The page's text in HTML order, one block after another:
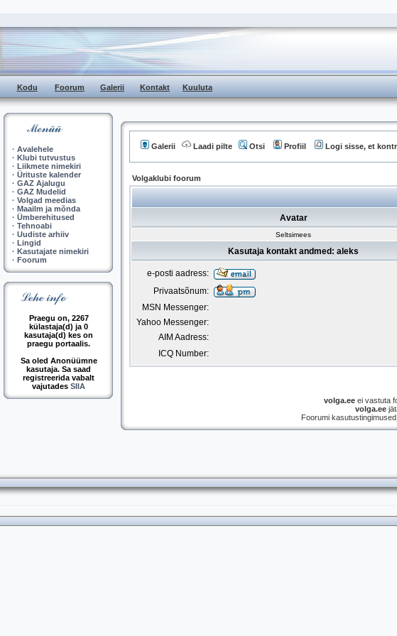
Kodu Foorum Galerii Kontakt Kuuluta
· Avalehele
· Klubi tutvustus
· Liikmete nimekiri
· Ürituste kalender
· GAZ Ajalugu
· GAZ Mudelid
· Volgad meedias
· Maailm ja mõnda
· Ümberehitused
· Tehnoabi
· Uudiste arhiiv
· Lingid
· Kasutajate nimekiri
· Foorum
Praegu on, 2267
külastaja(d) ja 0
kasutaja(d) kes on
praegu portaalis.
Sa oled Anonüümne
kasutaja. Sa saad
registreerida vabalt
vajutades SIIA
Galerii Laadi pilte Otsi Profiil Logi sisse, et
Volgaklubi foorum
Avatar
Seltsimees
Kasutaja kontakt andmed: aleks
e-posti aadress:
Privaatsõnum:
MSN Messenger:
Yahoo Messenger:
AIM Aadress:
ICQ Number:
volga.eeei vastuta
volga.ee
Foorumi